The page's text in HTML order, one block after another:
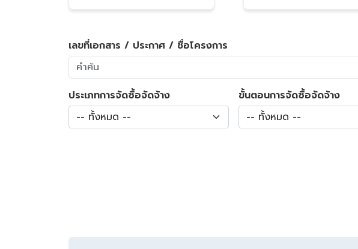
เลขที่เอกสาร / ประกาศ / ชื่อโครงการ
ประเภทการจัดซื้อจัดจ้าง
-- ทั้งหมด --
ขั้นตอนการจัดซื้อจัดจ้าง
-- ทั้งหมด --